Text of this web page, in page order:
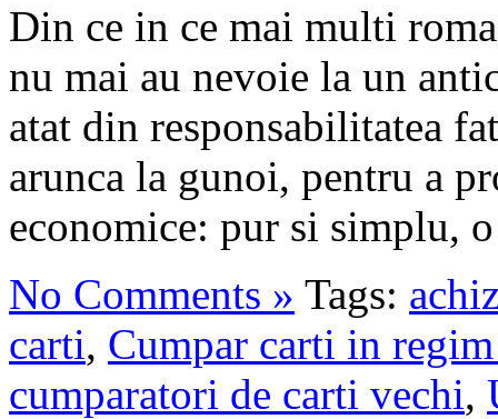
Din ce in ce mai multi
nu mai au nevoie la un
atat din responsabilitatea
arunca la gunoi, pentru a
economice: pur si simplu,
No Comments » Tags:
carti, Cumpar carti in
cumparatori de carti vechi,